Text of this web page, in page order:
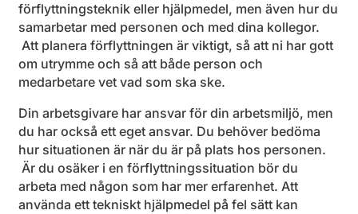
förflyttningsteknik eller hjälpmedel, men även hur du
samarbetar med personen och med dina kollegor.
Att planera förflyttningen är viktigt, så att ni har gott
om utrymme och så att både person och
medarbetare vet vad som ska ske.
Din arbetsgivare har ansvar för din arbetsmiljö, men
du har också ett eget ansvar. Du behöver bedöma
hur situationen är när du är på plats hos personen.
Är du osäker i en förflyttningssituation bör du
arbeta med någon som har mer erfarenhet. Att
använda ett tekniskt hjälpmedel på fel sätt kan